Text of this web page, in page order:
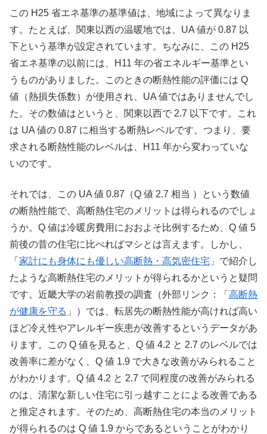
この H25 省エネ基準の基準値は、地域によって異なりま
す。たとえば、関東以西の温暖地では、UA 値が 0.87 以
下という基準が設定されています。ちなみに、この H25
省エネ基準の以前には、H11 年の省エネルギー基準とい
うものがありました。このときの断熱性能の評価には Q
値（熱損失係数）が使用され、UA 値ではありませんでし
た。その数値はというと、関東以西で 2.7 以下です。これ
は UA 値の 0.87 に相当する断熱レベルです。つまり、要
求される断熱性能のレベルは、H11 年から変わっていな
いのです。
それでは、この UA 値 0.87（Q 値 2.7 相当 ）という数値
の断熱性能で、高断熱住宅のメリットは得られるのでしょ
うか。Q 値は冷暖房費用におおよそ比例するため、Q 値 5
前後の昔の住宅に比べればマシとは言えます。しかし、
「 家計にも身体にも優しい高断熱・高気密住宅 」で紹介し
たような高断熱住宅のメリットが得られるかというと疑問
です。近畿大学の岩前教授の調査（外部リンク：「 高断熱
が健康を守る 」）では、転居先の断熱性能が高ければ高い
ほど冷え性やアレルギー疾患が改善するというデータがあ
ります。この Q 値を見ると、Q 値 4.2 と 2.7 のレベルでは
改善率に差がなく、Q 値 1.9 で大きな改善がみられること
がわかります。Q 値 4.2 と 2.7 で同程度の改善がみられる
のは、清潔な新しい住宅に引っ越すことによる改善である
と推定されます。そのため、高断熱住宅の本当のメリット
が得られるのは Q 値 1.9 からであるということがわかり